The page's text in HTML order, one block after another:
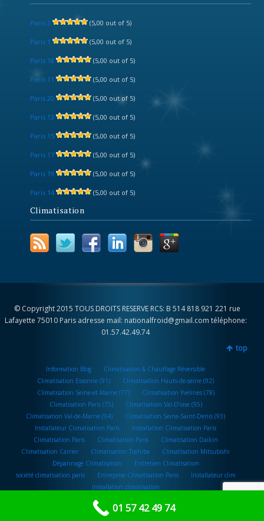
Paris 3 (5,00 out of 5)
Paris 1 (5,00 out of 5)
Paris 18 (5,00 out of 5)
Paris 11 (5,00 out of 5)
Paris 20 (5,00 out of 5)
Paris 13 (5,00 out of 5)
Paris 15 (5,00 out of 5)
Paris 17 (5,00 out of 5)
Paris 19 (5,00 out of 5)
Paris 14 (5,00 out of 5)
Climatisation
© Copyright 2015 TOUS DROITS RESERVE RCS: B 514 818 921 221 rue
Lafayette 75010 Paris adresse mail: nationalfroid@gmail.com téléphone:
01.57.42.49.74
top
Information Blog
Climatisation & Chauffage Réversible
Climatisation Essonne (91)
Climatisation Hauts-de-seine (92)
Climatisation Seine-et-Marne (77)
Climatisation Yvelines (78)
Climatisation Paris (75)
Climatisation Val-D’oise (95)
Climatisation Val-de-Marne (94)
Climatisation Seine-Saint-Denis (93)
Installateur Climatisation Paris
Installation Climatisation Paris
Climatisation Paris
Climatisation Paris
Climatisation Daikin
Climatisation Carrier
Climatisation Toshiba
Climatisation Mitsubishi
Dépannage Climatisation
Entretien Climatisation
société climatisation paris
Entreprise Climatisation Paris
Installateur clim
installation climatisation
01 57 42 49 74